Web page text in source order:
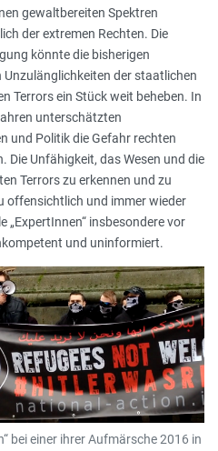
gewaltbereiten Spektren
der extremen Rechten. Die
könnte die bisherigen
der staatlichen
Terrors ein Stück weit beheben. In
unterschätzten
und Politik die Gefahr rechten
Die Unfähigkeit, das Wesen und die
Terrors zu erkennen und zu
offensichtlich und immer wieder
„ExpertInnen“ insbesondere vor
und uninformiert.
bei einer ihrer Aufmärsche 2016 in